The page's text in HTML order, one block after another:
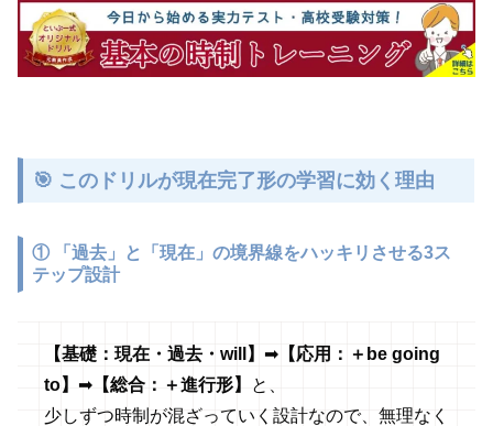
🎯 このドリルが現在完了形の学習に効く理由
①
「過去」と「現在」の境界線をハッキリさせる3ス
テップ設計
【基礎：現在・過去・will】 ➡ 【応用：＋be going
to】 ➡ 【総合：＋進行形】
と、
少しずつ時制が混ざっていく設計なので、無理なく